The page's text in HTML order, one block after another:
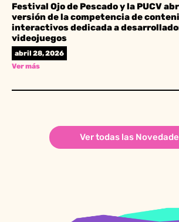
Festival Ojo de Pescado y la PUCV
versión de la competencia de
interactivos dedicada a
videojuegos
abril 28, 2026
Ver más
Ver todas las